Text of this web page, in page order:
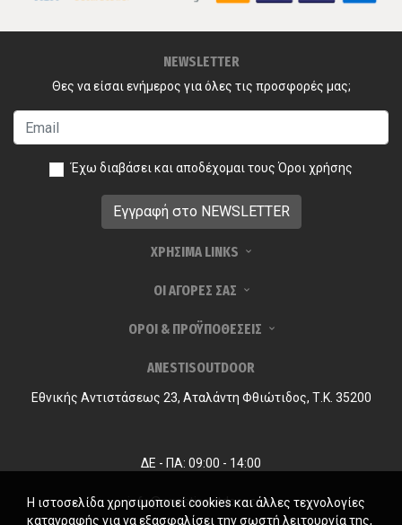
NEWSLETTER
Θες να είσαι ενήμερος για όλες τις προσφορές μας;
Έχω διαβάσει και αποδέχομαι τους Όροι χρήσης
ΧΡΗΣΙΜΑ LINKS
ΟΙ ΑΓΟΡΕΣ ΣΑΣ
ΟΡΟΙ & ΠΡΟΫΠΟΘΕΣΕΙΣ
ANESTISOUTDOOR
Εθνικής Αντιστάσεως 23, Αταλάντη Φθιώτιδος, Τ.Κ. 35200
ΔΕ - ΠΑ: 09:00 - 14:00
info@anestisoutdoor.com
Η ιστοσελίδα χρησιμοποιεί cookies και άλλες τεχνολογίες
καταγραφής για να εξασφαλίσει την σωστή λειτουργία της,